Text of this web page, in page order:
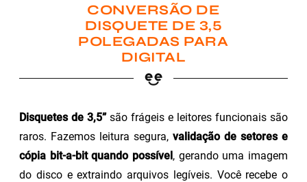
CONVERSÃO DE
DISQUETE DE 3,5
POLEGADAS PARA
DIGITAL
Disquetes de 3,5”são frágeis e leitores funcionais são
raros. Fazemos leitura segura, validação de setores e
cópia bit-a-bit quando possível, gerando uma imagem
do disco e extraindo arquivos legíveis. Você recebe o